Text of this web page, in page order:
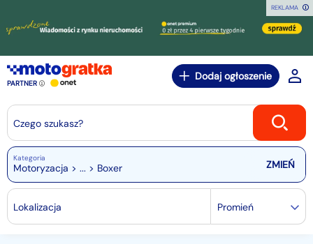
REKLAMA
PARTNER
Dodaj ogłoszenie
Czego szukasz?
Kategoria
Motoryzacja > ... > Boxer
Lokalizacja Promień